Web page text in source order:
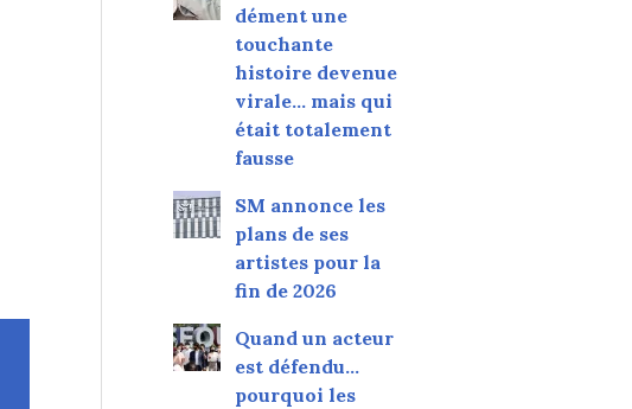
dément une
touchante
histoire devenue
virale... mais qui
était totalement
fausse
SM annonce les
plans de ses
artistes pour la
fin de 2026
Quand un acteur
est défendu…
pourquoi les